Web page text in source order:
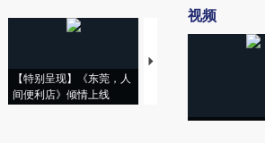
【特别呈现】《东莞，人
间便利店》倾情上线
【推广】走进第四届链博
视频